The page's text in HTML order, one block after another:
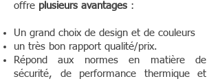
offre plusieurs avantages :
Un grand choix de design et de couleurs
un très bon rapport qualité/prix.
Répond aux normes en matière de
sécurité, de performance thermique et